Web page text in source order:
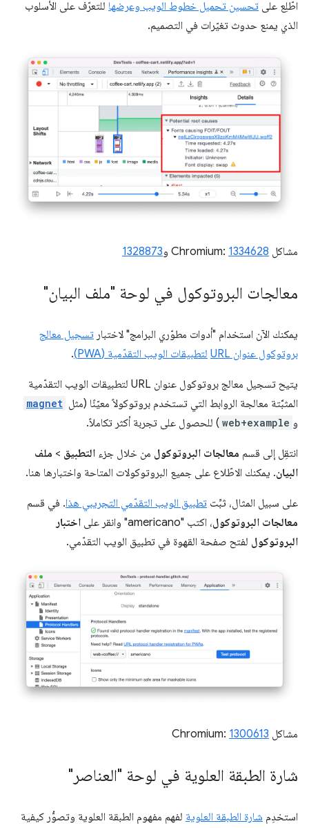
اطّلِع على تحسين تحميل خطوط الويب وعرضها للتعرّف على الأسلوب
الذي يمنع حدوث تغيّرات في التصميم.
مشاكل Chromium: 1334628 و1328873
معالجات البروتوكول في لوحة "ملف البيان"
يمكنك الآن استخدام "أدوات مطوّري البرامج" لاختبار تسجيل معالج
بروتوكول عنوان URL
لتطبيقات الويب التقدّمية (PWA) .
يتيح تسجيل معالج بروتوكول عنوان URL لتطبيقات الويب التقدّمية
المثبَّتة معالجة الروابط التي تستخدم بروتوكولاً معيّنًا (مثل magnet
و web+example ) للحصول على تجربة أكثر تكاملاً.
انتقِل إلى قسم معالجات البروتوكول من خلال جزء التطبيق > ملف
البيان. يمكنك الاطّلاع على جميع البروتوكولات المتاحة واختبارها هنا.
على سبيل المثال، ثبِّت تطبيق الويب التقدّمي التجريبي هذا. في قسم
معالجات البروتوكول، اكتب "americano" وانقر على
اختبار
البروتوكول لفتح صفحة القهوة في تطبيق الويب التقدّمي.
مشاكل Chromium: 1300613
شارة الطبقة العلوية في لوحة "العناصر"
استخدِم شارة الطبقة العلوية لفهم مفهوم الطبقة العلوية وتصوُّر كيفية